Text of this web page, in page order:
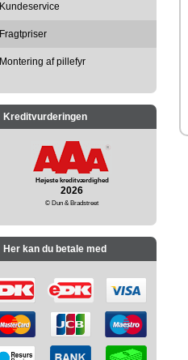
Kundeservice
Fragtpriser
Montering af pillefyr
Kreditvurderingen
Højeste kreditværdighed
2026
© Dun & Bradstreet
Her kan du betale med